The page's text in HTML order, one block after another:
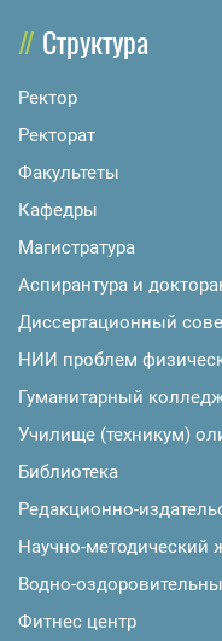
Структура
Ректор
Ректорат
Факультеты
Кафедры
Магистратура
Аспирантура и
Диссертационный
НИИ проблем
Гуманитарный
Училище (техникум)
Библиотека
Редакционно-
Научно-методический
Водно-
Фитнес центр